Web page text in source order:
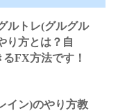
ルトレ(グルグル
り方とは？自
FX方法です！
イン)のやり方教